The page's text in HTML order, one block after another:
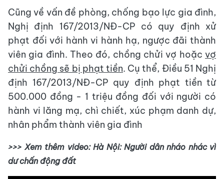
Cũng về vấn đề phòng, chống bạo lực gia đình,
Nghị định 167/2013/NĐ-CP có quy định xử
phạt đối với hành vi hành hạ, ngược đãi thành
viên gia đình. Theo đó, chồng chửi vợ hoặc vợ
chửi chồng sẽ bị phạt tiền. Cụ thể, Điều 51 Nghị
định 167/2013/NĐ-CP quy định phạt tiền từ
500.000 đồng - 1 triệu đồng đối với người có
hành vi lăng mạ, chì chiết, xúc phạm danh dự,
nhân phẩm thành viên gia đình
>>> Xem thêm video: Hà Nội: Người dân nháo nhác vì
dư chấn động đất